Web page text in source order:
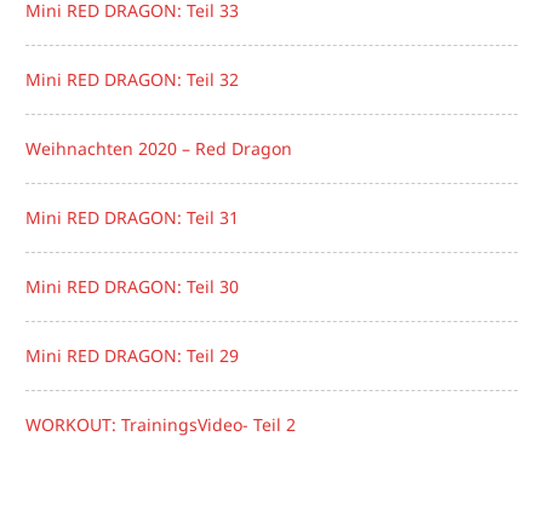
Mini RED DRAGON: Teil 33
Mini RED DRAGON: Teil 32
Weihnachten 2020 – Red Dragon
Mini RED DRAGON: Teil 31
Mini RED DRAGON: Teil 30
Mini RED DRAGON: Teil 29
WORKOUT: TrainingsVideo- Teil 2